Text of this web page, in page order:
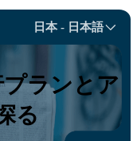
日本 - 日本語
ランとア
る